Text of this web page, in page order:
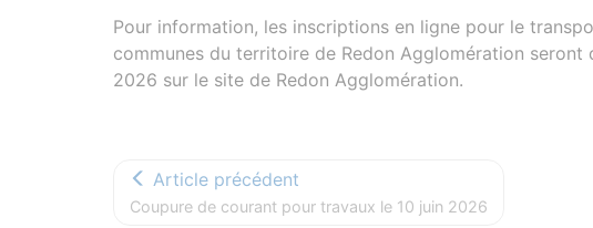
Pour information, les inscriptions en ligne pour le
communes du territoire de Redon Agglomération
2026 sur le site de Redon Agglomération.
Article précédent
Coupure de courant pour travaux le 10 juin 2026